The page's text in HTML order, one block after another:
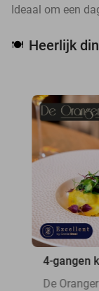
Ideaal om een
🍽️ Heerlijk
4-gangen
De